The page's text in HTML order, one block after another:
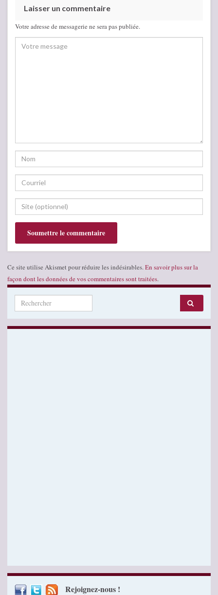
Laisser un commentaire
Votre adresse de messagerie ne sera pas publiée.
Ce site utilise Akismet pour réduire les indésirables. En savoir plus sur la
façon dont les données de vos commentaires sont traitées.
Search for:
Rejoignez-nous !